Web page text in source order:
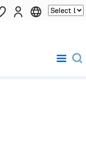
al contenido principal